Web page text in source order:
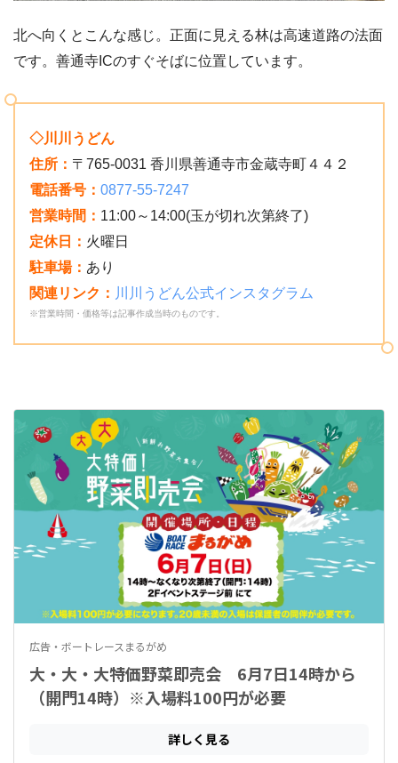
北へ向くとこんな感じ。正面に見える林は高速道路の法面
です。善通寺ICのすぐそばに位置しています。
◇川川うどん
住所： 〒765-0031 香川県善通寺市金蔵寺町４４２
電話番号： 0877-55-7247
営業時間： 11:00～14:00(玉が切れ次第終了)
定休日： 火曜日
駐車場： あり
関連リンク： 川川うどん公式インスタグラム
※営業時間・価格等は記事作成当時のものです。